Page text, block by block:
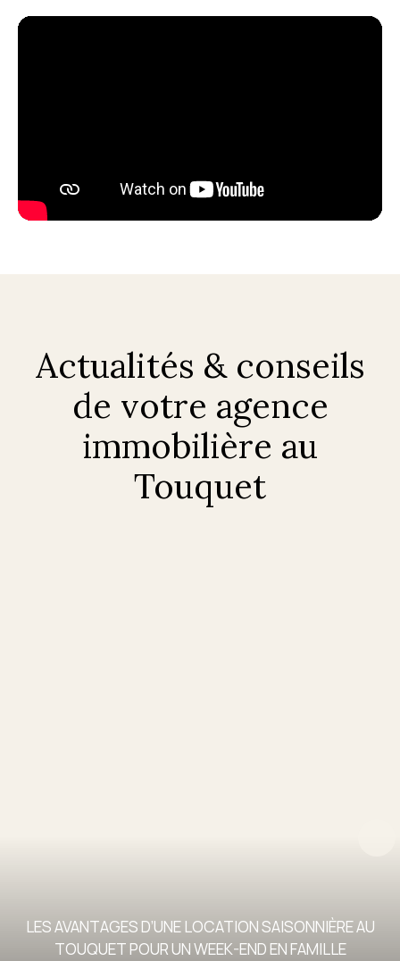
Actualités & conseils
de votre agence
immobilière au
Touquet
LES AVANTAGES D’UNE LOCATION SAISONNIÈRE AU
TOUQUET POUR UN WEEK-END EN FAMILLE